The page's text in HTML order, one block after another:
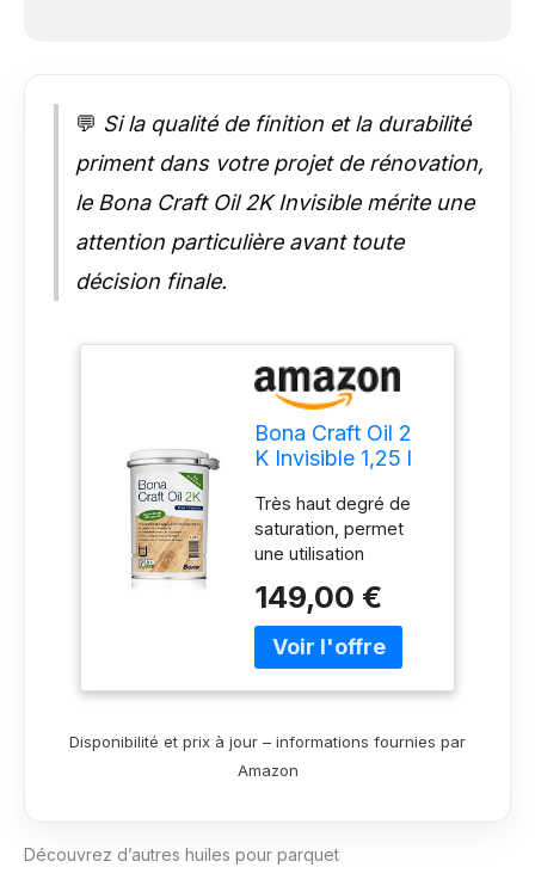
💬 Si la qualité de finition et la durabilité
priment dans votre projet de rénovation,
le Bona Craft Oil 2K Invisible mérite une
attention particulière avant toute
décision finale.
Bona Craft Oil 2
K Invisible 1,25 l
parquet
Très haut degré de
saturation, permet
une utilisation
essuie-glace en
caoutchouc, très
faible odeur et faible
être peint avec Bona
Traffic, Bona Traffic
R10 selon DIN 51130
149,00 €
Disponibilité et prix à jour – informations fournies par
Amazon
Découvrez d’autres huiles pour parquet